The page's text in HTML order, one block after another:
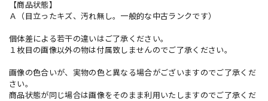
【商品状態】
Ａ（目立ったキズ、汚れ無し。一般的な中古ランクです）
個体差による若干の違いはご了承ください。
１枚目の画像以外の物は付属致しませんのでご了承ください。
画像の色合いが、実物の色と異なる場合がございますのでご了承くだ
さい。
商品状態が同じ場合は画像をそのまま利用いたしますのでご了承くだ